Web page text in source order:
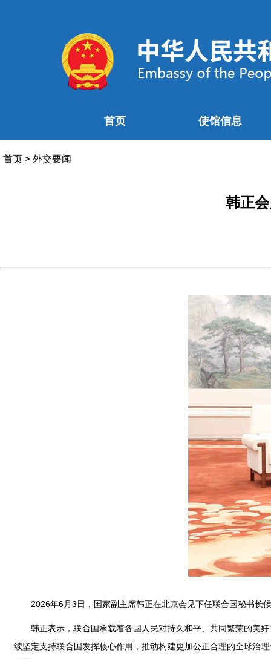
首页 使馆信息
首页 > 外交要闻
韩正
2026年6月3日，国家副主席韩正在北京会见下任联合国秘书长
韩正表示，联合国承载着各国人民对持久和平、共同繁荣的美
续坚定支持联合国发挥核心作用，推动构建更加公正合理的全球治